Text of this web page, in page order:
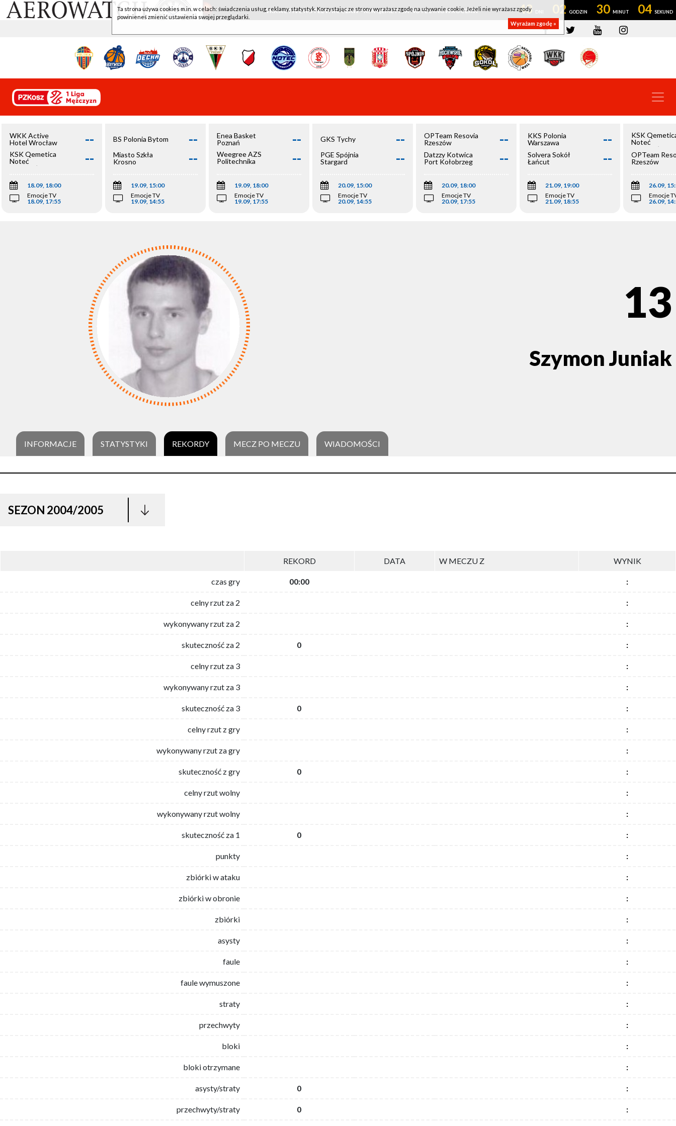
WKK ACTIVE HOTEL WROCŁAW - KSK QEMETICA NOTEĆ INOWROCŁAW 43 02 30 03
WKK Active
Hotel Wrocław
--
KSK Qemetica
Noteć
Inowrocław
--
18.09, 18:00
Emocje TV
18.09, 17:55
BS Polonia Bytom --
Miasto Szkła
Krosno
--
19.09, 15:00
Emocje TV
19.09, 14:55
Enea Basket
Poznań
--
Weegree AZS
Politechnika
--
19.09, 18:00
Emocje TV
19.09, 17:55
GKS Tychy --
PGE Spójnia
Stargard
--
20.09, 15:00
Emocje TV
20.09, 14:55
OPTeam Resovia
Rzeszów
--
Datzzy Kotwica
Port Kołobrzeg
--
20.09, 18:00
Emocje TV
20.09, 17:55
KKS Polonia
Warszawa
--
Solvera Sokół
Łańcut
--
21.09, 19:00
Emocje TV
21.09, 18:55
KSK
Noteć
Inowrocław
OPTeam
Rzeszów
26.09,
Emocje
26.09,
13
Szymon Juniak
INFORMACJE STATYSTYKI REKORDY MECZ PO MECZU WIADOMOŚCI
SEZON 2004/2005
REKORD DATA W MECZU Z WYNIK
czas gry 00:00 :
celny rzut za 2 :
wykonywany rzut za 2 :
skuteczność za 2 0 :
celny rzut za 3 :
wykonywany rzut za 3 :
skuteczność za 3 0 :
celny rzut z gry :
wykonywany rzut za gry :
skuteczność z gry 0 :
celny rzut wolny :
wykonywany rzut wolny :
skuteczność za 1 0 :
punkty :
zbiórki w ataku :
zbiórki w obronie :
zbiórki :
asysty :
faule :
faule wymuszone :
straty :
przechwyty :
bloki :
bloki otrzymane :
asysty/straty 0 :
przechwyty/straty 0 :
Ta strona używa cookies m.in. w celach: świadczenia usług, reklamy, statystyk. Korzystając ze strony wyrażasz zgodę na używanie cookie. Jeżeli nie wyrażasz zgody
powinieneś zmienić ustawienia swojej przeglądarki.
Wyrażam zgodę »